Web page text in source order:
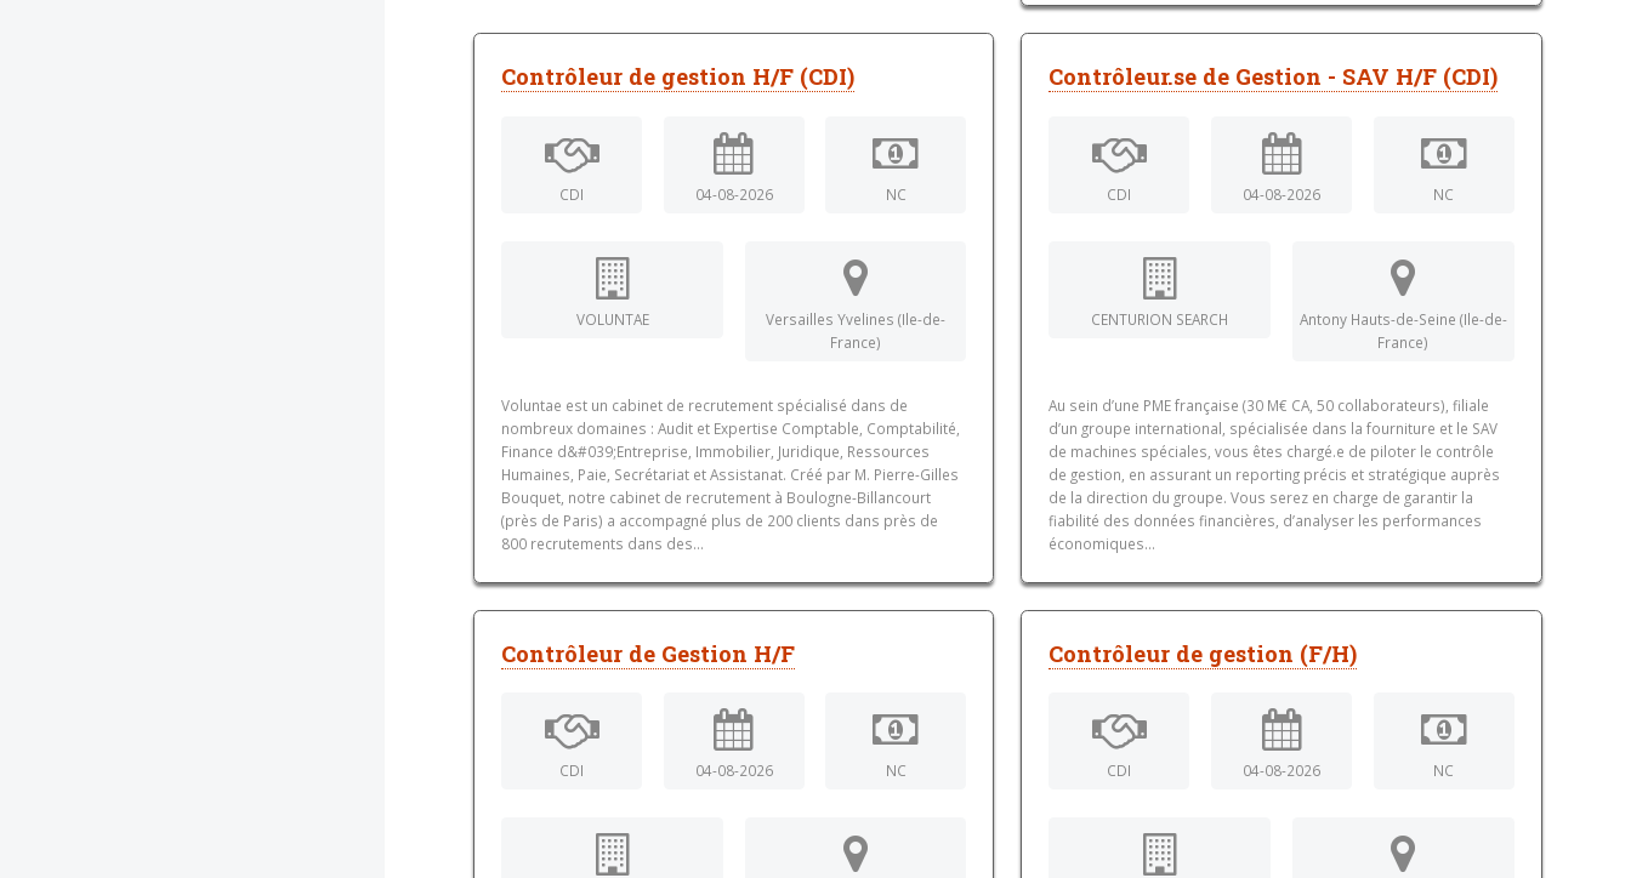
Contrôleur de gestion H/F (CDI)
CDI 04-08-2026 NC
VOLUNTAE
Versailles Yvelines (Ile-de-
France)
Voluntae est un cabinet de recrutement spécialisé dans de
nombreux domaines : Audit et Expertise Comptable, Comptabilité,
Finance d&#039;Entreprise, Immobilier, Juridique, Ressources
Humaines, Paie, Secrétariat et Assistanat. Créé par M. Pierre-Gilles
Bouquet, notre cabinet de recrutement à Boulogne-Billancourt
(près de Paris) a accompagné plus de 200 clients dans près de
800 recrutements dans des...
Contrôleur.se de Gestion - SAV H/F (CDI)
CDI 04-08-2026 NC
CENTURION SEARCH
Antony Hauts-de-Seine (Ile-de-
France)
Au sein d’une PME française (30 M€ CA, 50 collaborateurs), filiale
d’un groupe international, spécialisée dans la fourniture et le SAV
de machines spéciales, vous êtes chargé.e de piloter le contrôle
de gestion, en assurant un reporting précis et stratégique auprès
de la direction du groupe. Vous serez en charge de garantir la
fiabilité des données financières, d’analyser les performances
économiques...
Contrôleur de Gestion H/F
CDI 04-08-2026 NC
Contrôleur de gestion (F/H)
CDI 04-08-2026 NC